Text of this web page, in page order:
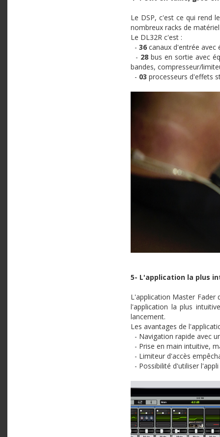
Le DSP, c'est ce qui rend
nombreux racks de matériel
Le DL32R c'est :
- 36 canaux d'entrée avec
- 28 bus en sortieavec
bandes, compresseur/
- 03 processeurs d'effets
5- L'application la plus
L'application Master Fader
l'application la plus
lancement.
Les avantages de
- Navigation rapide avec
- Prise en main intuitive,
- Limiteur d'accès
- Possibilité d'utiliser l'appli